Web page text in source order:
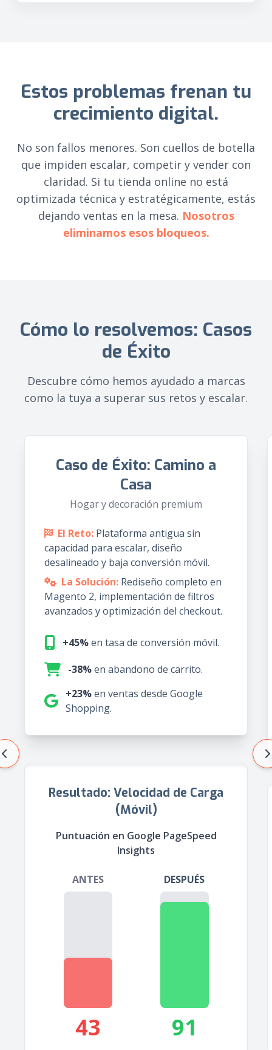
Estos problemas frenan tu
crecimiento digital.
No son fallos menores. Son cuellos de botella
que impiden escalar, competir y vender con
claridad. Si tu tienda online no está
optimizada técnica y estratégicamente, estás
dejando ventas en la mesa. Nosotros
eliminamos esos bloqueos.
Cómo lo resolvemos: Casos
de Éxito
Descubre cómo hemos ayudado a marcas
como la tuya a superar sus retos y escalar.
Caso de Éxito: Camino a
Casa
Hogar y decoración premium
El Reto: Plataforma antigua sin
capacidad para escalar, diseño
desalineado y baja conversión móvil.
La Solución: Rediseño completo en
Magento 2, implementación de filtros
avanzados y optimización del checkout.
+45%en tasa de conversión móvil.
-38%en abandono de carrito.
+23%en ventas desde Google
Shopping.
Resultado: Velocidad de Carga
(Móvil)
Puntuación en Google PageSpeed
Insights
ANTES
43
DESPUÉS
91